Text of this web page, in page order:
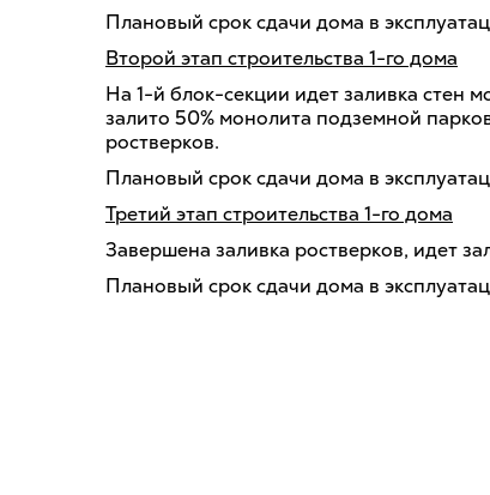
Плановый срок сдачи дома в
Второй этап строительства 1-го дома
На 1-й блок-секции идет заливка стен
залито 50% монолита подземной
ростверков.
Плановый срок сдачи дома в
Третий этап строительства 1-го дома
Завершена заливка ростверков, идет
Плановый срок сдачи дома в